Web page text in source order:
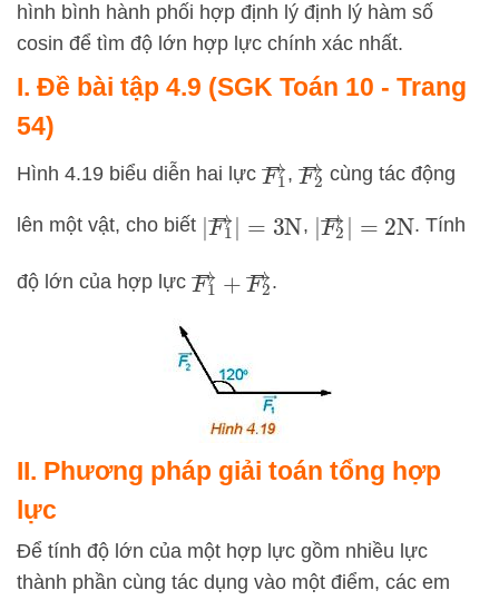
hình bình hành phối hợp định lý định lý hàm số
cosin để tìm độ lớn hợp lực chính xác nhất.
I. Đề bài tập 4.9 (SGK Toán 10 - Trang
54)
Hình 4.19 biểu diễn hai lực F1 →
, F2 →
cùng tác động
lên một vật, cho biết |F1→| =3N, |F2 →| =2N. Tính
độ lớn của hợp lực F1 → +F.
II. Phương pháp giải toán tổng hợp
lực
Để tính độ lớn của một hợp lực gồm nhiều lực
thành phần cùng tác dụng vào một điểm, các em